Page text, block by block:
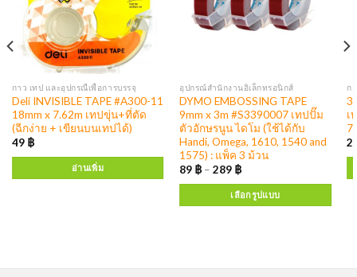
กาว เทป และอุปกรณืเพื่อการบรรจุ
Deli INVISIBLE TAPE #A300-11
18mm x 7.62m เทปขุ่น+ที่ตัด
(ฉีกง่าย + เขียนบนเทปได้)
49 ฿
อ่านเพิ่ม
อุปกรณ์สำนักงานอิเล็กทรอนิกส์
DYMO EMBOSSING TAPE
9mm x 3m #S3390007 เทปปั๊ม
ตัวอักษรนูน ไดโม (ใช้ได้กับ
Handi, Omega, 1610, 1540 and
1575) : แพ็ค 3 ม้วน
89 ฿ –289 ฿
เลือกรูปแบบ
ก
เ